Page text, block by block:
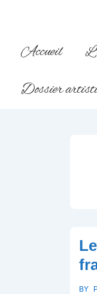
contenu
Navigation
Accueil
Dossier
BY